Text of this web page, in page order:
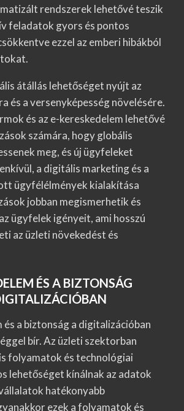
rendszerek lehetővé teszik
feladatok gyors és pontos
ezzel az emberi hibákból
átállás lehetőséget nyújt az
és a versenyképesség növelésére.
és az e-kereskedelem lehetővé
számára, hogy globális
meg, és új ügyfeleket
a digitális marketing és a
ügyfélélmények kialakítása
jobban megismerhetik és
ügyfelek igényeit, ami hosszú
az üzleti növekedést és
ÉS A BIZTONSÁG
a biztonság a digitalizációban
bír. Az üzleti szektorban
folyamatok és technológiai
lehetőséget kínálnak az adatok
hatékonyabb
ezek a folyamatok és